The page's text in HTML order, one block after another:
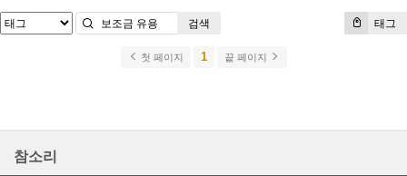
태그
검색
첫 페이지 1 끝 페이지
참소리